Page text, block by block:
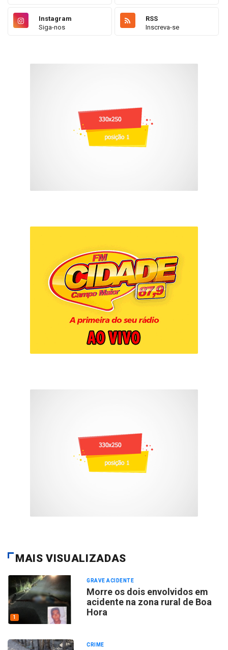
Instagram
Siga-nos
RSS
Inscreva-se
MAIS VISUALIZADAS
1
GRAVE ACIDENTE
Morre os dois envolvidos em
acidente na zona rural de Boa
Hora
CRIME